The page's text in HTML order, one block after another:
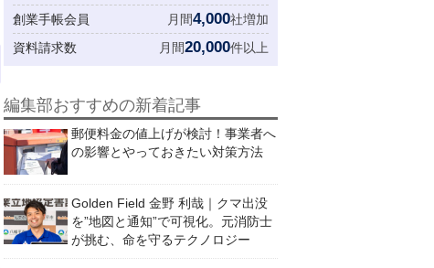
創業手帳会員
月間4,000社増加
資料請求数
月間20,000件以上
編集部おすすめの新着記事
郵便料金の値上げが検討！事業者へ
の影響とやっておきたい対策方法
Golden Field 金野 利哉｜クマ出没
を”地図と通知”で可視化。元消防士
が挑む、命を守るテクノロジー